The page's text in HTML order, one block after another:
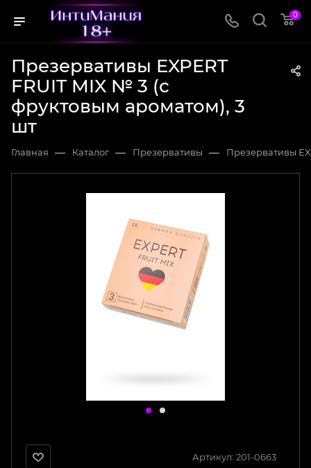
0
Презервативы EXPERT
FRUIT MIX № 3 (с
фруктовым ароматом), 3
шт
Главная — Каталог — Презервативы — Презервативы
Артикул: 201-0663